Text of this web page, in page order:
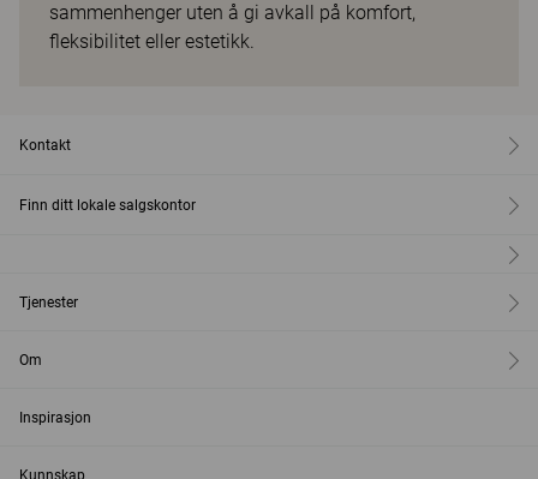
sammenhenger uten å gi avkall på komfort,
fleksibilitet eller estetikk.
Kontakt
Finn ditt lokale salgskontor
Tjenester
Om
Inspirasjon
Kunnskap